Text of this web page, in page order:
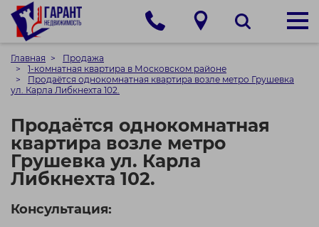
Главная
Продажа
1-комнатная квартира в Московском районе
Продаётся однокомнатная квартира возле метро Грушевка
ул. Карла Либкнехта 102.
Продаётся однокомнатная
квартира возле метро
Грушевка ул. Карла
Либкнехта 102.
Консультация: